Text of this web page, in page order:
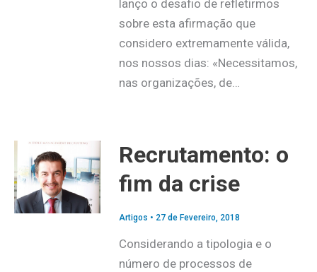
lanço o desafio de refletirmos
sobre esta afirmação que
considero extremamente válida,
nos nossos dias: «Necessitamos,
nas organizações, de…
Recrutamento: o
fim da crise
Artigos • 27 de Fevereiro, 2018
Considerando a tipologia e o
número de processos de